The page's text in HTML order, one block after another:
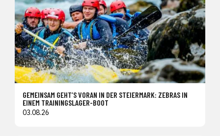
GEMEINSAM GEHT’S VORAN IN DER STEIERMARK: ZEBRAS IN
EINEM TRAININGSLAGER-BOOT
03.08.26